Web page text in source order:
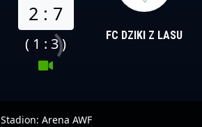
2 : 7
( 1 : 3 ) FC DZIKI Z LASU
Stadion: Arena AWF